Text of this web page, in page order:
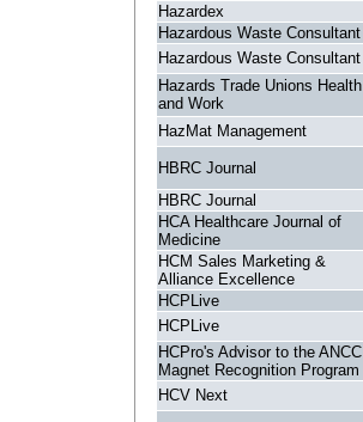
Hazardex
Hazardous Waste Consultant
Hazardous Waste Consultant
Hazards Trade Unions Health
and Work
HazMat Management
HBRC Journal
HBRC Journal
HCA Healthcare Journal of
Medicine
HCM Sales Marketing &
Alliance Excellence
HCPLive
HCPLive
HCPro's Advisor to the ANCC
Magnet Recognition Program
HCV Next